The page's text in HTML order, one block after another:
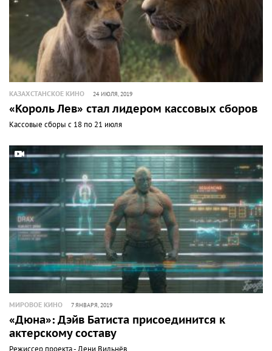
КАЗАХСТАНСКОЕ КИНО 24 ИЮЛЯ, 2019
«Король Лев» стал лидером кассовых сборов
Кассовые сборы с 18 по 21 июля
МИРОВОЕ КИНО 7 ЯНВАРЯ, 2019
«Дюна»: Дэйв Батиста присоединится к
актерскому составу